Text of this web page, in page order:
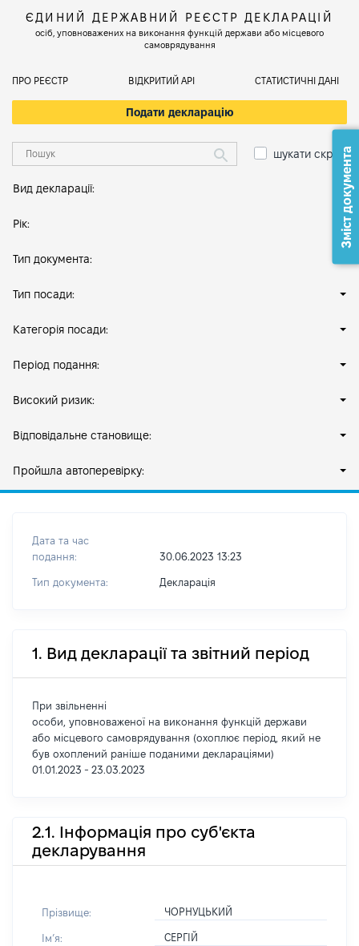
ЄДИНИЙ ДЕРЖАВНИЙ РЕЄСТР ДЕКЛАРАЦІЙ
осіб, уповноважених на виконання функцій держави або місцевого
самоврядування
ПРО РЕЄСТР ВІДКРИТИЙ АРІ СТАТИСТИЧНІ ДАНІ
Подати декларацію
шукати скрізь
Вид декларації:
Рік:
Тип документа:
Тип посади:
Категорія посади:
Період подання:
Високий ризик:
Відповідальне становище:
Пройшла автоперевірку:
Дата та час
подання:
30.06.2023 13:23
Тип документа: Декларація
1. Вид декларації та звітний період
При звільненні
особи, уповноваженої на виконання функцій держави
або місцевого самоврядування (охоплює період, який не
був охоплений раніше поданими деклараціями)
01.01.2023 - 23.03.2023
2.1. Інформація про суб'єкта
декларування
Прізвище: ЧОРНУЦЬКИЙ
Імʼя: СЕРГІЙ
Зміст документа